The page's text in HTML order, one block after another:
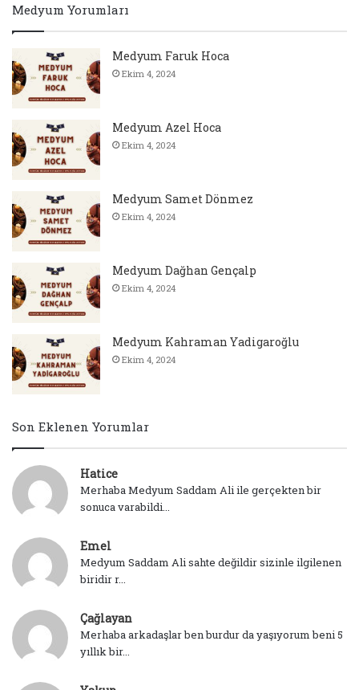
Medyum Yorumları
Medyum Faruk Hoca
Ekim 4, 2024
Medyum Azel Hoca
Ekim 4, 2024
Medyum Samet Dönmez
Ekim 4, 2024
Medyum Dağhan Gençalp
Ekim 4, 2024
Medyum Kahraman Yadigaroğlu
Ekim 4, 2024
Son Eklenen Yorumlar
Hatice
Merhaba Medyum Saddam Ali ile gerçekten bir
sonuca varabildi...
Emel
Medyum Saddam Ali sahte değildir sizinle ilgilenen
biridir r...
Çağlayan
Merhaba arkadaşlar ben burdur da yaşıyorum beni 5
yıllık bir...